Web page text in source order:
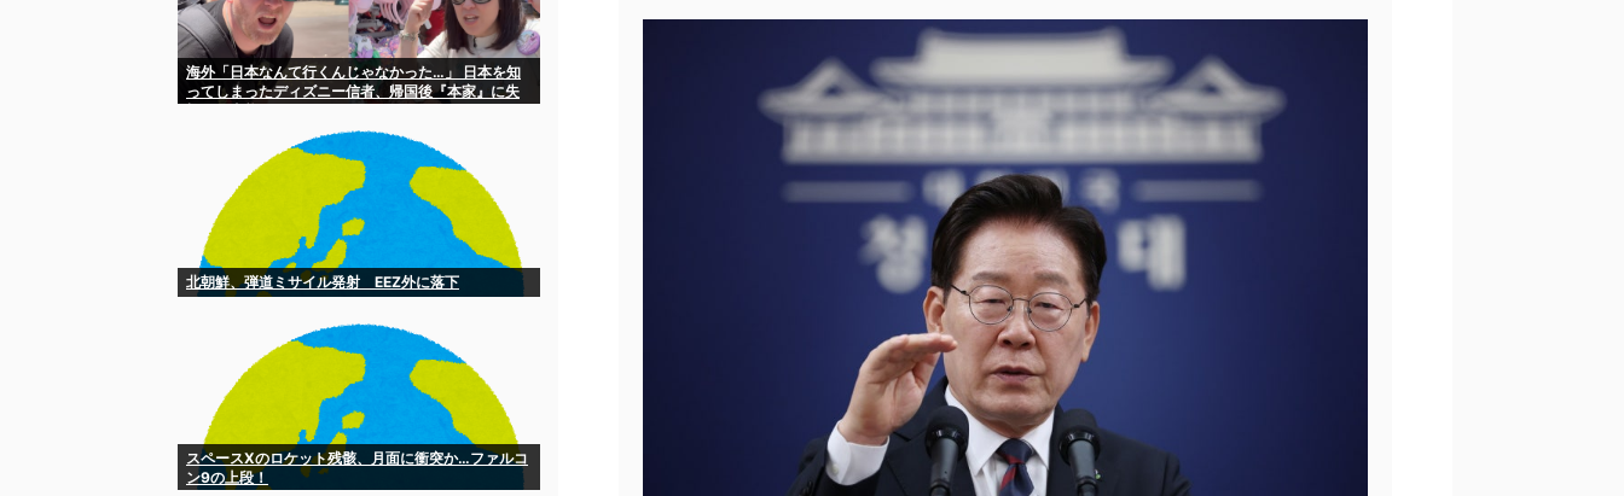
海外「日本なんて行くんじゃなかった…」 日本を知
ってしまったディズニー信者、帰国後『本家』に失
北朝鮮、弾道ミサイル発射 EEZ外に落下
スペースXのロケット残骸、月面に衝突か…ファルコ
ン9の上段！